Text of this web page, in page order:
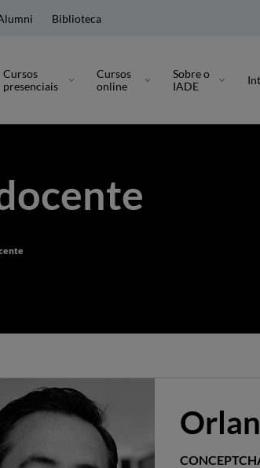
Biblioteca
Cursos
presenciais
Cursos
online
Sobre o
IADE